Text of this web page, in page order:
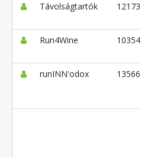
Távolságtartók 12173
Run4Wine 10354
runINN'odox 13566